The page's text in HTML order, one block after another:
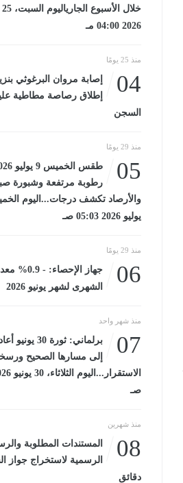
2026 04:00 مـ
منذ 25 يومًا
04
إصابة مروان البرغوثي
إطلاق رصاصة مطاطية
السجن
منذ 29 يومًا
05
رطوبة مرتفعة وشبورة
يوليو 2026 05:03 صـ
منذ 29 يومًا
06
جهاز
الشهرى لشهر يونيو 2026
منذ شهر واحد
07
برلماني: ثورة 30
إلى مسارها الصحيح
صـ
منذ شهرين
08
المستندات المطلوبة
الرسمية لاستخراج جواز
دقائق